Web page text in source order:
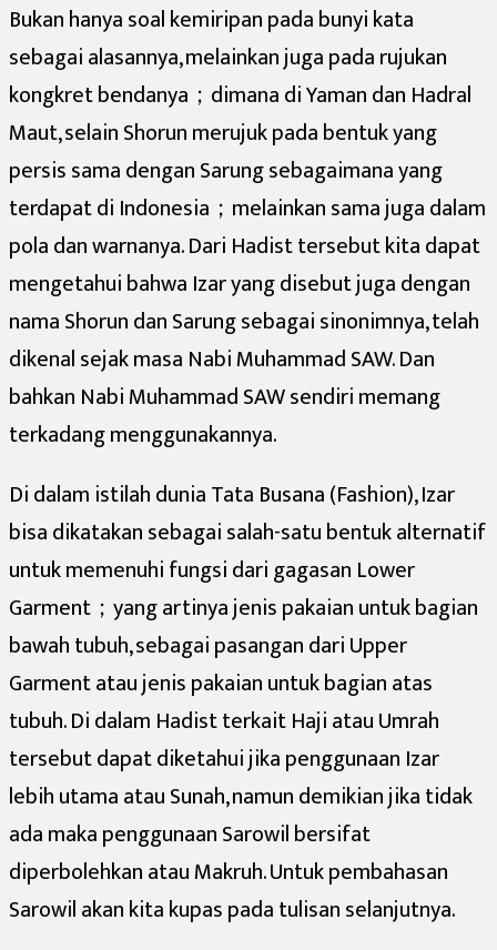
Bukan hanya soal kemiripan pada bunyi kata
sebagai alasannya, melainkan juga pada rujukan
kongkret bendanya；dimana di Yaman dan Hadral
Maut, selain Shorun merujuk pada bentuk yang
persis sama dengan Sarung sebagaimana yang
terdapat di Indonesia；melainkan sama juga dalam
pola dan warnanya. Dari Hadist tersebut kita dapat
mengetahui bahwa Izar yang disebut juga dengan
nama Shorun dan Sarung sebagai sinonimnya, telah
dikenal sejak masa Nabi Muhammad SAW. Dan
bahkan Nabi Muhammad SAW sendiri memang
terkadang menggunakannya.
Di dalam istilah dunia Tata Busana (Fashion), Izar
bisa dikatakan sebagai salah-satu bentuk alternatif
untuk memenuhi fungsi dari gagasan Lower
Garment；yang artinya jenis pakaian untuk bagian
bawah tubuh, sebagai pasangan dari Upper
Garment atau jenis pakaian untuk bagian atas
tubuh. Di dalam Hadist terkait Haji atau Umrah
tersebut dapat diketahui jika penggunaan Izar
lebih utama atau Sunah, namun demikian jika tidak
ada maka penggunaan Sarowil bersifat
diperbolehkan atau Makruh. Untuk pembahasan
Sarowil akan kita kupas pada tulisan selanjutnya.